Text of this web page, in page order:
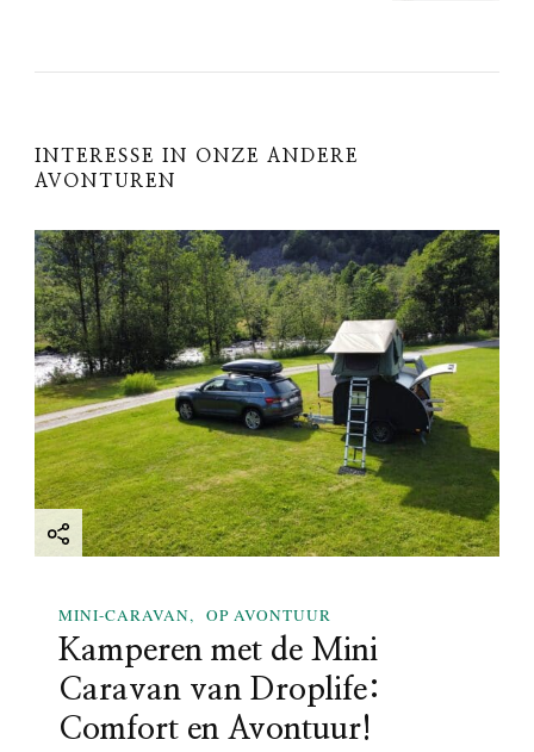
a
v
g
a
t
i
o
n
INTERESSE IN ONZE ANDERE
AVONTUREN
MINI-CARAVAN OP AVONTUUR
Kamperen met de Mini
Caravan van Droplife:
Comfort en Avontuur!